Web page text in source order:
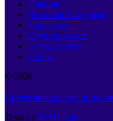
Главная
Мировая Панорама
Общество
Недвижимость
Путешествия
Спорт
© 2026
Политика
Тема от WP Puzzle